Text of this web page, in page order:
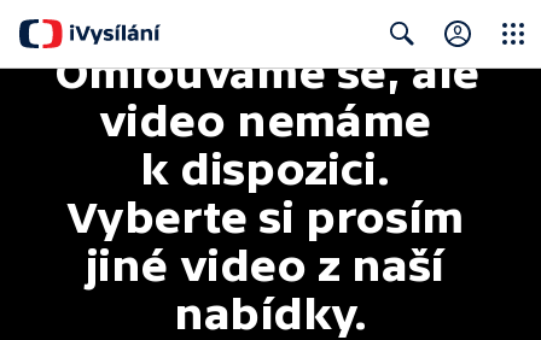
Search
Omlouváme se, ale
video nemáme
k dispozici.
Vyberte si prosím
jiné video z naší
nabídky.